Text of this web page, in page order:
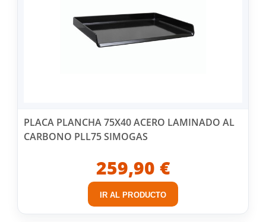
PLACA PLANCHA 75X40 ACERO LAMINADO AL
CARBONO PLL75 SIMOGAS
259,90 €
IR AL PRODUCTO